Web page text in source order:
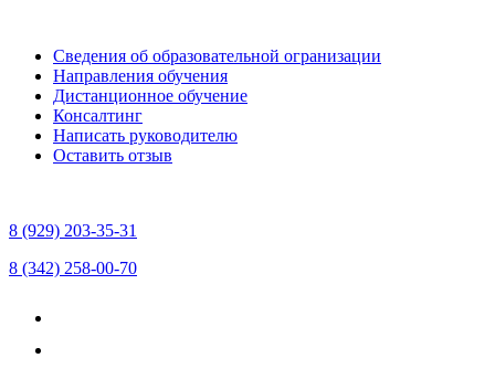
Сведения об образовательной огранизации
Направления обучения
Дистанционное обучение
Консалтинг
Написать руководителю
Оставить отзыв
8 (929) 203-35-31
8 (342) 258-00-70